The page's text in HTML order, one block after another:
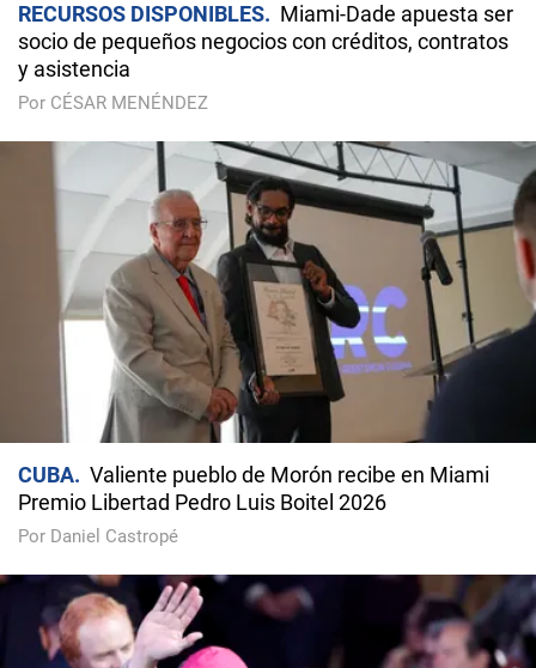
RECURSOS DISPONIBLES
Miami-Dade apuesta ser
socio de pequeños negocios con créditos, contratos
y asistencia
Por CÉSAR MENÉNDEZ
CUBA
Valiente pueblo de Morón recibe en Miami
Premio Libertad Pedro Luis Boitel 2026
Por Daniel Castropé